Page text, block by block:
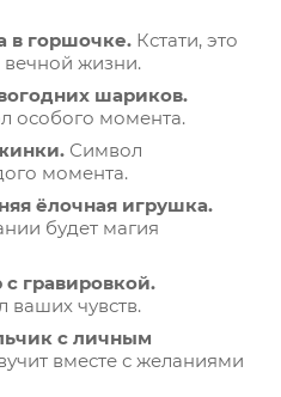
в горшочке. Кстати, это
жизни.
шариков.
особого момента.
Символ
момента.
ёлочная игрушка.
будет магия
гравировкой.
ваших чувств.
с личным
вместе с желаниями